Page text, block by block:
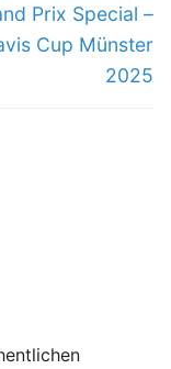
Prix Special –
Cup Münster
2025